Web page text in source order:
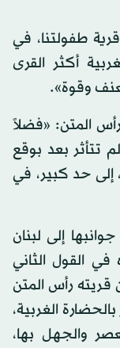
طفولتنا، في
أكثر القرى
وقوة».
المتن: «فضلاً
تتأثر بعد بوقع
إلى حد كبير، في
إلى لبنان
القول الثاني
قريته رأس المتن
بالحضارة الغربية،
والجهل بها،